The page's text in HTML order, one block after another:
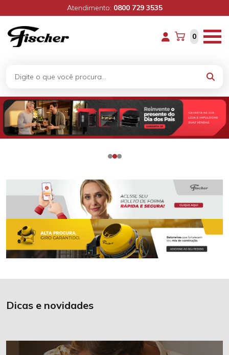
Atendimento: 0800 729 3535
0
Dicas e novidades